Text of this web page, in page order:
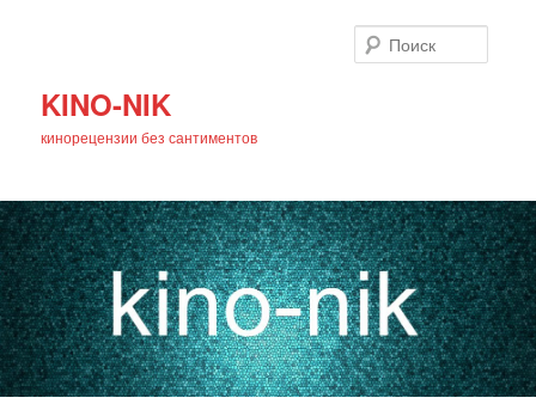
KINO-NIK
кинорецензии без сантиментов